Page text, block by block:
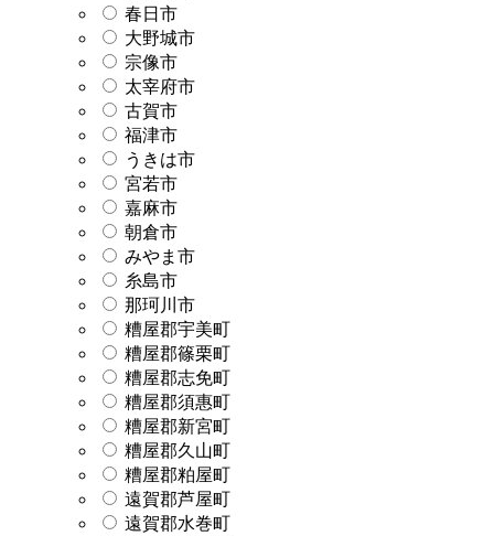
春日市
大野城市
宗像市
太宰府市
古賀市
福津市
うきは市
宮若市
嘉麻市
朝倉市
みやま市
糸島市
那珂川市
糟屋郡宇美町
糟屋郡篠栗町
糟屋郡志免町
糟屋郡須惠町
糟屋郡新宮町
糟屋郡久山町
糟屋郡粕屋町
遠賀郡芦屋町
遠賀郡水巻町